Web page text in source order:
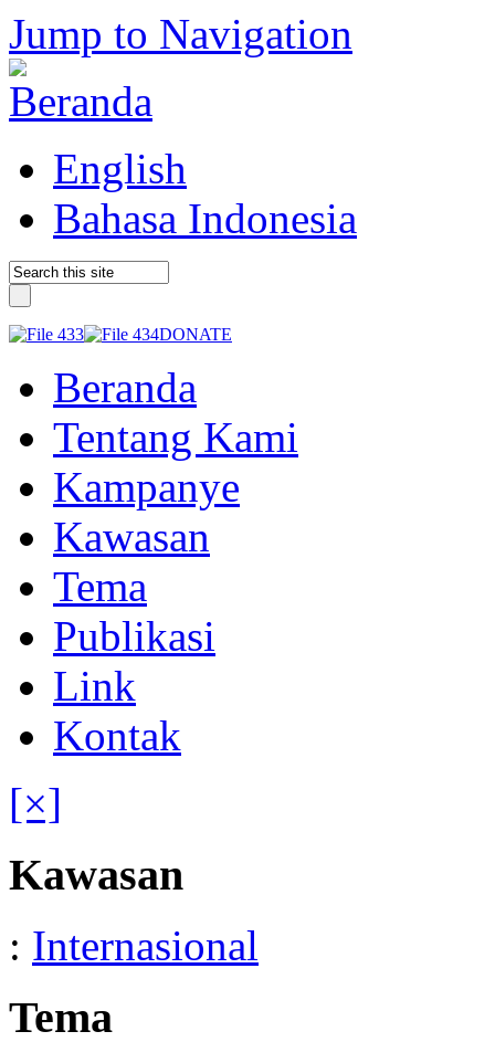
Jump to Navigation
English
Bahasa Indonesia
DONATE
Beranda
Tentang Kami
Kampanye
Kawasan
Tema
Publikasi
Link
Kontak
[×]
Kawasan
: Internasional
Tema